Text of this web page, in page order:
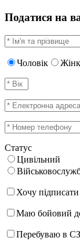
Податися на
Чоловік
Статус
Цивільний
Хочу
Маю бойовий
Перебуваю в